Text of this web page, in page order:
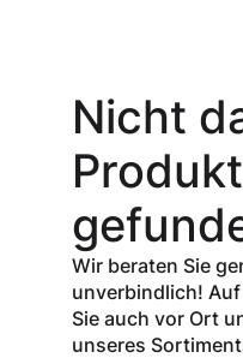
Gutschein-Code
INSPEC30
erhalten Sie
% Rabattauf
den Netto-
Verkaufspreis
aller Produkte
der Marke
InSpec von
Nicht
Produkt
Wir beraten Sie
unverbindlich!
Sie auch vor Ort
unseres